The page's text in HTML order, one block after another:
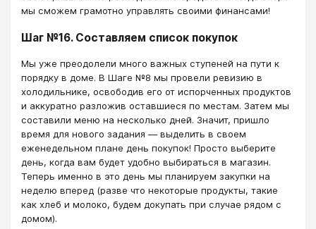
мы сможем грамотно управлять своими финансами!
Шаг №16. Составляем список покупок
Мы уже преодолели много важных ступеней на пути к
порядку в доме. В Шаге №8 мы провели ревизию в
холодильнике, освободив его от испорченных продуктов
и аккуратно разложив оставшиеся по местам. Затем мы
составили меню на несколько дней. Значит, пришло
время для нового задания — выделить в своем
еженедельном плане день покупок! Просто выберите
день, когда вам будет удобно выбираться в магазин.
Теперь именно в это день мы планируем закупки на
неделю вперед (разве что некоторые продукты, такие
как хлеб и молоко, будем докупать при случае рядом с
домом).